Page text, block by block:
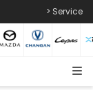
> Service